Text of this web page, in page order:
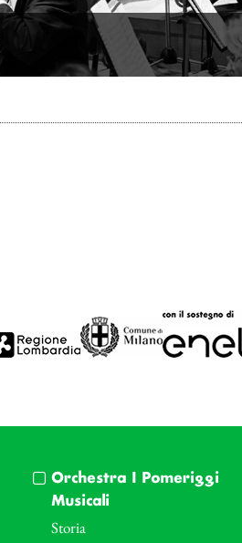
Orchestra I Pomeriggi
Musicali
Storia